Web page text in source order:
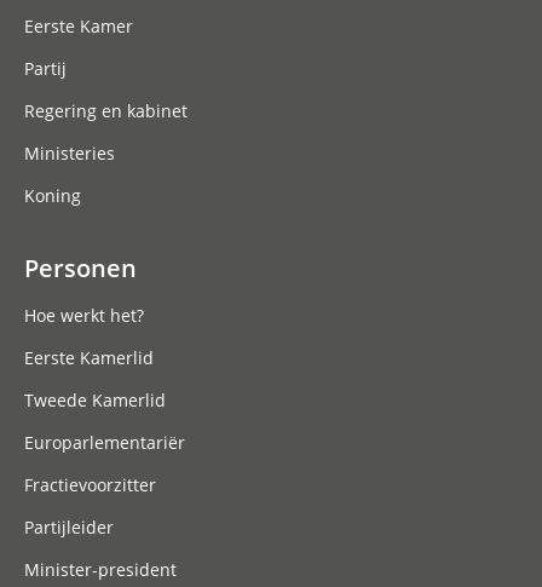
Eerste Kamer
Partij
Regering en kabinet
Ministeries
Koning
Personen
Hoe werkt het?
Eerste Kamerlid
Tweede Kamerlid
Europarlementariër
Fractievoorzitter
Partijleider
Minister-president